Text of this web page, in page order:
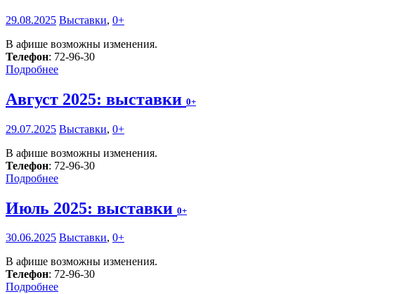
29.08.2025 Выставки, 0+
В афише возможны изменения.
Телефон: 72-96-30
Подробнее
Август 2025: выставки 0+
29.07.2025 Выставки, 0+
В афише возможны изменения.
Телефон: 72-96-30
Подробнее
Июль 2025: выставки 0+
30.06.2025 Выставки, 0+
В афише возможны изменения.
Телефон: 72-96-30
Подробнее